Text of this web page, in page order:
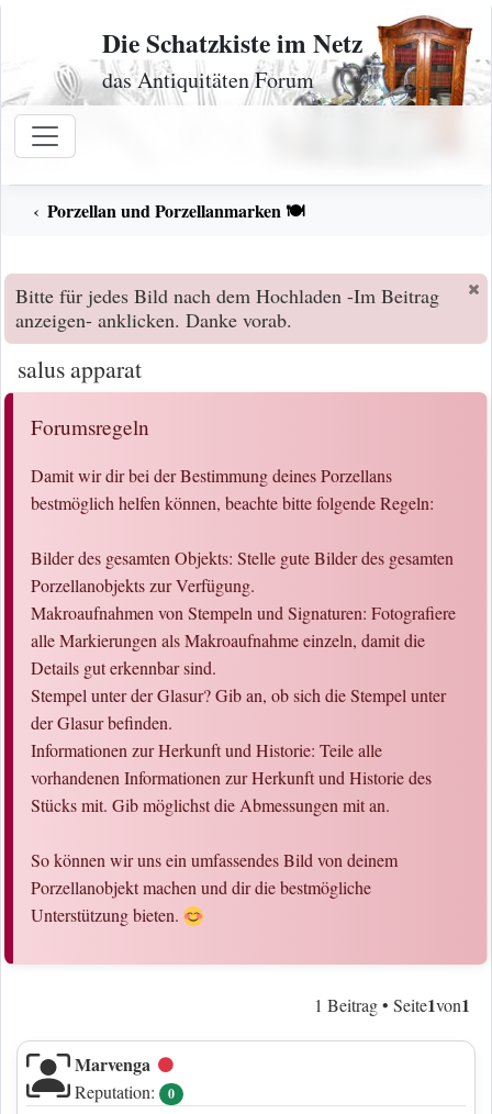
Zum Inhalt
Die Schatzkiste im Netz
das Antiquitäten Forum
Porzellan und Porzellanmarken 🍽️
Bitte für jedes Bild nach dem Hochladen -Im Beitrag
anzeigen- anklicken. Danke vorab.
salus apparat
Forumsregeln
Damit wir dir bei der Bestimmung deines Porzellans
bestmöglich helfen können, beachte bitte folgende Regeln:
Bilder des gesamten Objekts: Stelle gute Bilder des gesamten
Porzellanobjekts zur Verfügung.
Makroaufnahmen von Stempeln und Signaturen: Fotografiere
alle Markierungen als Makroaufnahme einzeln, damit die
Details gut erkennbar sind.
Stempel unter der Glasur? Gib an, ob sich die Stempel unter
der Glasur befinden.
Informationen zur Herkunft und Historie: Teile alle
vorhandenen Informationen zur Herkunft und Historie des
Stücks mit. Gib möglichst die Abmessungen mit an.
So können wir uns ein umfassendes Bild von deinem
Porzellanobjekt machen und dir die bestmögliche
Unterstützung bieten.
1 Beitrag • Seite1von1
Marvenga Offline
Reputation: 0